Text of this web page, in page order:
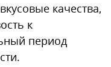
качества,
к
период